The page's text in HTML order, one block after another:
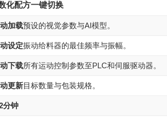
化配方一键切换
加载预设的视觉参数与AI模型。
设定振动给料器的最佳频率与振幅。
下载所有运动控制参数至PLC和伺服驱动器。
更新目标数量与包装规格。
分钟